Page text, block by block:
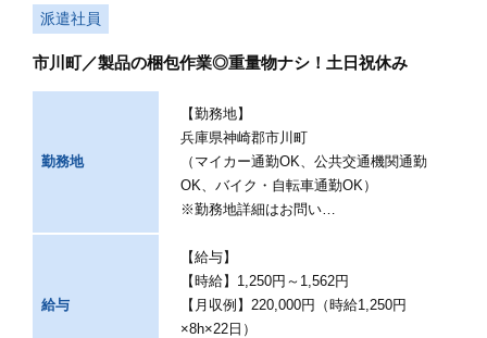
派遣社員
市川町／製品の梱包作業◎重量物ナシ！土日祝休み
勤務地
【勤務地】
兵庫県神崎郡市川町
（マイカー通勤OK、公共交通機関通勤
OK、バイク・自転車通勤OK）
※勤務地詳細はお問い…
給与
【給与】
【時給】1,250円～1,562円
【月収例】220,000円（時給1,250円
×8h×22日）